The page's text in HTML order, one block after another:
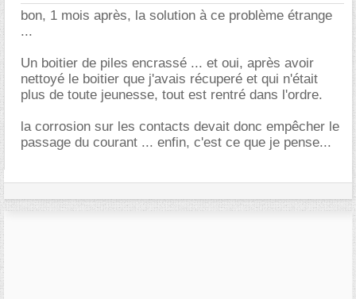
bon, 1 mois après, la solution à ce problème étrange
...
Un boitier de piles encrassé ... et oui, après avoir
nettoyé le boitier que j'avais récuperé et qui n'était
plus de toute jeunesse, tout est rentré dans l'ordre.
la corrosion sur les contacts devait donc empêcher le
passage du courant ... enfin, c'est ce que je pense...